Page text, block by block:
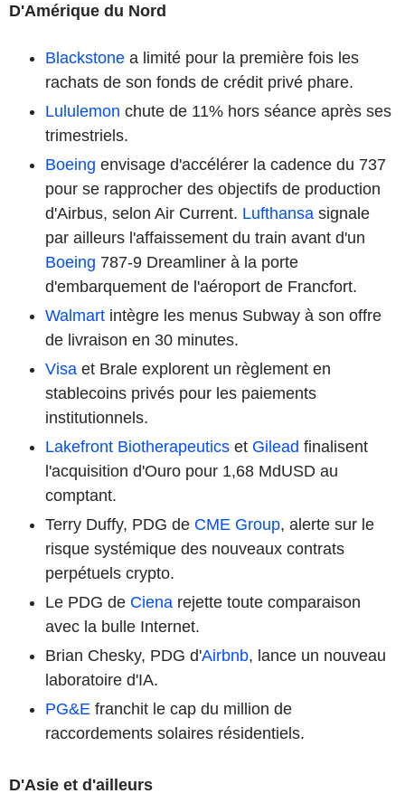
D'Amérique du Nord
Blackstone a limité pour la première fois les
rachats de son fonds de crédit privé phare.
Lululemon chute de 11% hors séance après ses
trimestriels.
Boeing envisage d'accélérer la cadence du 737
pour se rapprocher des objectifs de production
d'Airbus, selon Air Current. Lufthansa signale
par ailleurs l'affaissement du train avant d'un
Boeing 787-9 Dreamliner à la porte
d'embarquement de l'aéroport de Francfort.
Walmart intègre les menus Subway à son offre
de livraison en 30 minutes.
Visa et Brale explorent un règlement en
stablecoins privés pour les paiements
institutionnels.
Lakefront Biotherapeutics et Gilead finalisent
l'acquisition d'Ouro pour 1,68 MdUSD au
comptant.
Terry Duffy, PDG de CME Group, alerte sur le
risque systémique des nouveaux contrats
perpétuels crypto.
Le PDG de Ciena rejette toute comparaison
avec la bulle Internet.
Brian Chesky, PDG d'Airbnb, lance un nouveau
laboratoire d'IA.
PG&E franchit le cap du million de
raccordements solaires résidentiels.
D'Asie et d'ailleurs